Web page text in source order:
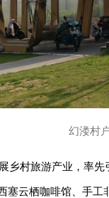
幻溇村
乡村旅游产业，率
塞云栖咖啡馆、手